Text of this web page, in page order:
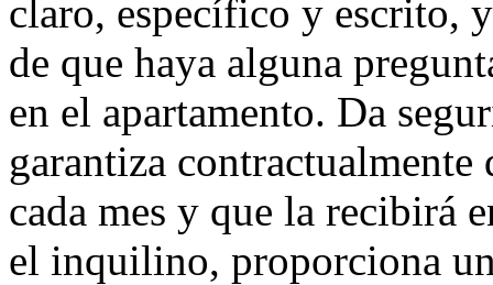
claro, específico y escrito,
de que haya alguna
en el apartamento. Da
garantiza contractualmente
cada mes y que la recibirá
el inquilino, proporciona